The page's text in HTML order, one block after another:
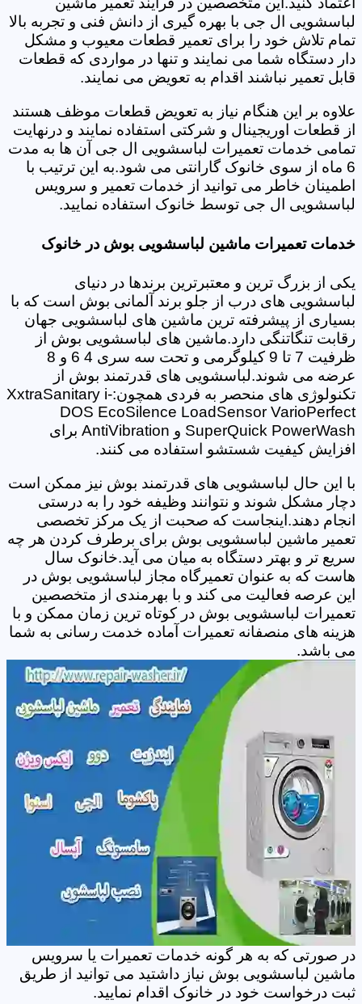
لباسشویی ال جی با بهره گیری از دانش فنی و تجربه بالا
تمام تلاش خود را برای تعمیر قطعات معیوب و مشکل
دار دستگاه شما می نمایند و تنها در مواردی که قطعات
قابل تعمیر نباشند اقدام به تعویض می نمایند.
علاوه بر این هنگام نیاز به تعویض قطعات موظف هستند
از قطعات اوریجینال و شرکتی استفاده نمایند و درنهایت
تمامی خدمات تعمیرات لباسشویی ال جی آن ها به مدت
6 ماه از سوی خانوک گارانتی می شود.به این ترتیب با
اطمینان خاطر می توانید از خدمات تعمیر و سرویس
لباسشویی ال جی توسط خانوک استفاده نمایید.
خدمات تعمیرات ماشین لباسشویی بوش در خانوک
یکی از بزرگ ترین و معتبرترین برندها در دنیای
لباسشویی های درب از جلو برند آلمانی بوش است که با
بسیاری از پیشرفته ترین ماشین های لباسشویی جهان
رقابت تنگاتنگی دارد.ماشین های لباسشویی بوش از
ظرفیت 7 تا 9 کیلوگرمی و تحت سه سری 4 6 و 8
عرضه می شوند.لباسشویی های قدرتمند بوش از
تکنولوژی های منحصر به فردی همچون:XxtraSanitary i-
DOS EcoSilence LoadSensor VarioPerfect
SuperQuick PowerWash و AntiVibration برای
افزایش کیفیت شستشو استفاده می کنند.
با این حال لباسشویی های قدرتمند بوش نیز ممکن است
دچار مشکل شوند و نتوانند وظیفه خود را به درستی
انجام دهند.اینجاست که صحبت از یک مرکز تخصصی
تعمیر ماشین لباسشویی بوش برای برطرف کردن هر چه
سریع تر و بهتر دستگاه به میان می آید.خانوک سال
هاست که به عنوان تعمیرگاه مجاز لباسشویی بوش در
این عرصه فعالیت می کند و با بهرمندی از متخصصین
تعمیرات لباسشویی بوش در کوتاه ترین زمان ممکن و با
هزینه های منصفانه تعمیرات آماده خدمت رسانی به شما
می باشد.
در صورتی که به هر گونه خدمات تعمیرات یا سرویس
ماشین لباسشویی بوش نیاز داشتید می توانید از طریق
ثبت درخواست خود در خانوک اقدام نمایید.